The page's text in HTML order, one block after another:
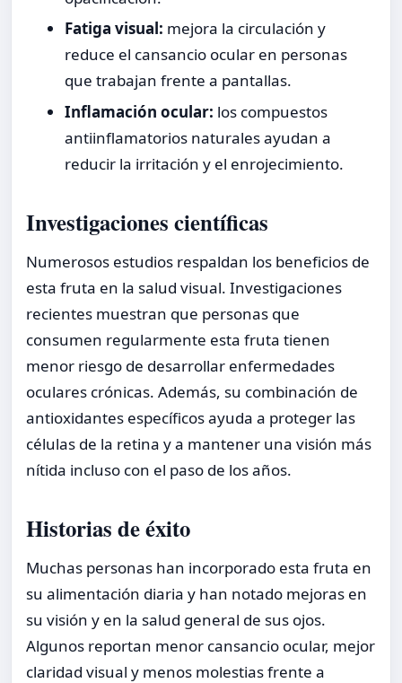
Fatiga visual: mejora la circulación y
reduce el cansancio ocular en personas
que trabajan frente a pantallas.
Inflamación ocular: los compuestos
antiinflamatorios naturales ayudan a
reducir la irritación y el enrojecimiento.
Investigaciones científicas
Numerosos estudios respaldan los beneficios de
esta fruta en la salud visual. Investigaciones
recientes muestran que personas que
consumen regularmente esta fruta tienen
menor riesgo de desarrollar enfermedades
oculares crónicas. Además, su combinación de
antioxidantes específicos ayuda a proteger las
células de la retina y a mantener una visión más
nítida incluso con el paso de los años.
Historias de éxito
Muchas personas han incorporado esta fruta en
su alimentación diaria y han notado mejoras en
su visión y en la salud general de sus ojos.
Algunos reportan menor cansancio ocular, mejor
claridad visual y menos molestias frente a